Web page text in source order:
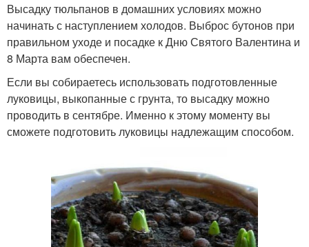
Высадку тюльпанов в домашних условиях можно
начинать с наступлением холодов. Выброс бутонов при
правильном уходе и посадке к Дню Святого Валентина и
8 Марта вам обеспечен.
Если вы собираетесь использовать подготовленные
луковицы, выкопанные с грунта, то высадку можно
проводить в сентябре. Именно к этому моменту вы
сможете подготовить луковицы надлежащим способом.